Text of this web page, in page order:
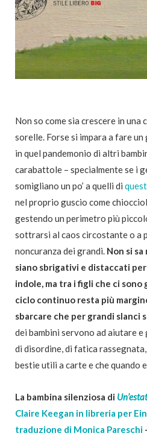
Non so come sia crescere in una
sorelle. Forse si impara a fare
in quel pandemonio di altri
carabattole – specialmente se i
somigliano un po’ a quelli di
nel proprio guscio come
gestendo un perimetro più
sottrarsi al caos circostante o a
noncuranza dei grandi. Non si sa
siano sbrigativi e distaccati
indole, ma tra i figli che ci sono
ciclo continuo resta più
sbarcare che per grandi slanci
dei bambini servono ad aiutare e
di disordine, di fatica
bestie utili a carte e che quando
La bambina silenziosa di
Claire Keegan in libreria per
traduzione di Monica Pareschi